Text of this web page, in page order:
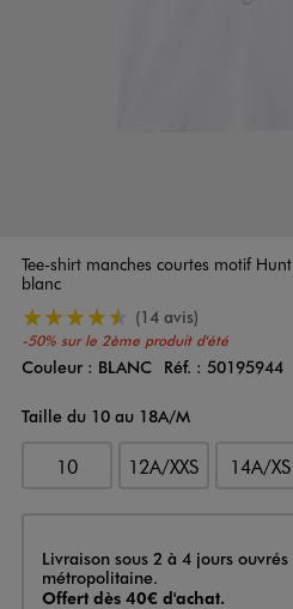
Tee-shirt manches courtes motif
blanc
-50% sur le 2ème produit d'été
4.5/5 de moyenne
(14 avis)
Couleur
Couleur : BLANC Réf. : 50195944
Taille du 10 au 18A/M
10 12A/XXS 14A/XS
Livraison
Livraison sous 2 à 4 jours ouvrés
métropolitaine.
Offert dès 40€ d'achat.